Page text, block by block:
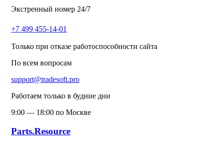
Экстренный номер 24/7
+7 499 455-14-01
Только при отказе работоспособности сайта
По всем вопросам
support@tradesoft.pro
Работаем только в будние дни
9:00 — 18:00 по Москве
Parts.Resource